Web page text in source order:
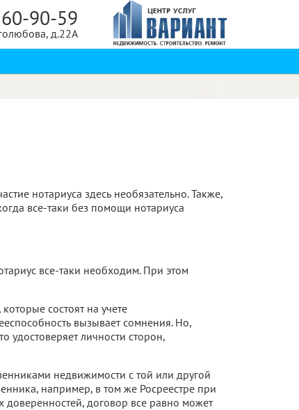
90-59
д.22А
нотариуса здесь необязательно. Также,
все-таки без помощи нотариуса
все-таки необходим. При этом
состоят на учете
вызывает сомнения. Но,
удостоверяет личности сторон,
недвижимости с той или другой
например, в том же Росреестре при
доверенностей, договор все равно может